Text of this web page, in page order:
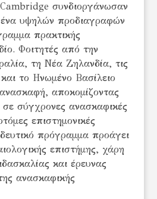
συνδιοργάνωσαν
υψηλών προδιαγραφών
πρακτικής
Φοιτητές από την
τη Νέα Ζηλανδία, τις
το Ηνωμένο Βασίλειο
αποκομίζοντας
σε σύγχρονες ανασκαφικές
επιστημονικές
πρόγραμμα προάγει
επιστήμης, χάρη
και έρευνας
ανασκαφικής